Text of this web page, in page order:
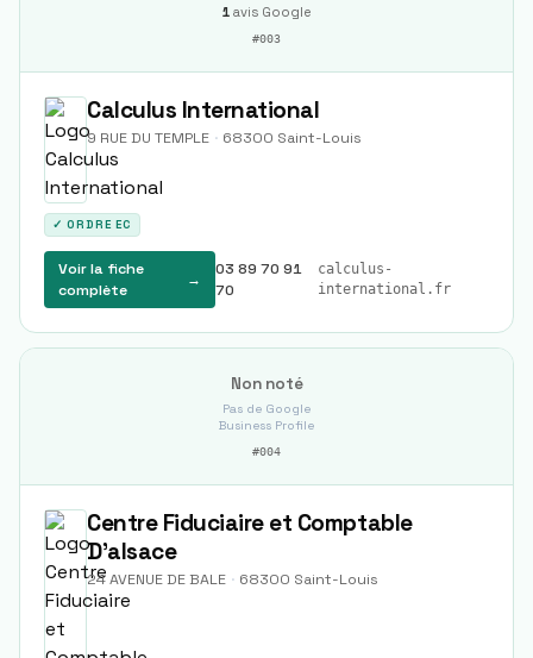
1 avis Google
#003
Calculus International
9 RUE DU TEMPLE · 68300 Saint-Louis
✓ ORDRE EC
Voir la fiche
complète
→
03 89 70 91
70
calculus-
international.fr
Non noté
Pas de Google
Business Profile
#004
Centre Fiduciaire et Comptable
D'alsace
24 AVENUE DE BALE · 68300 Saint-Louis